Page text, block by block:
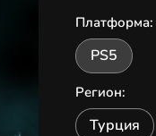
Платформа:
PS5
Регион:
Турция